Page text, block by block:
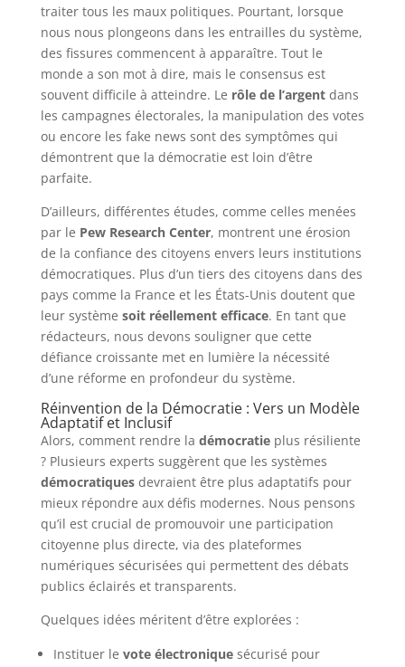
traiter tous les maux politiques. Pourtant, lorsque
nous nous plongeons dans les entrailles du système,
des fissures commencent à apparaître. Tout le
monde a son mot à dire, mais le consensus est
souvent difficile à atteindre. Le rôle de l’argentdans
les campagnes électorales, la manipulation des votes
ou encore les fake news sont des symptômes qui
démontrent que la démocratie est loin d’être
parfaite.
D’ailleurs, différentes études, comme celles menées
par le Pew Research Center, montrent une érosion
de la confiance des citoyens envers leurs institutions
démocratiques. Plus d’un tiers des citoyens dans des
pays comme la France et les États-Unis doutent que
leur système soit réellement efficace. En tant que
rédacteurs, nous devons souligner que cette
défiance croissante met en lumière la nécessité
d’une réforme en profondeur du système.
Réinvention de la Démocratie : Vers un Modèle
Adaptatif et Inclusif
Alors, comment rendre la démocratieplus résiliente
? Plusieurs experts suggèrent que les systèmes
démocratiquesdevraient être plus adaptatifs pour
mieux répondre aux défis modernes. Nous pensons
qu’il est crucial de promouvoir une participation
citoyenne plus directe, via des plateformes
numériques sécurisées qui permettent des débats
publics éclairés et transparents.
Quelques idées méritent d’être explorées :
Instituer le vote électroniquesécurisé pour